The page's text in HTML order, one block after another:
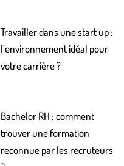
Travailler dans une start up :
l’environnement idéal pour
votre carrière ?
Bachelor RH : comment
trouver une formation
reconnue par les recruteurs